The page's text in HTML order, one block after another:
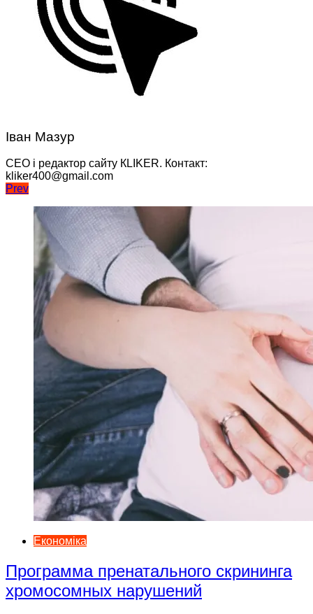
Іван Мазур
CEO і редактор сайту КLIKER. Контакт:
kliker400@gmail.com
Навігація
записів
Prev
Економіка
Программа пренатального скрининга
хромосомных нарушений